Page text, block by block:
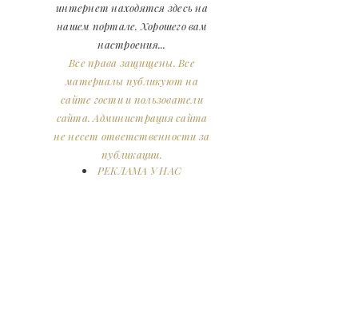
интернет находятся здесь на
нашем портале. Хорошего вам
настроения...
Все права защищены. Все
материалы публикуют на
сайте гости и пользователи
сайта. Администрация сайта
не несет ответственности за
публикации.
РЕКЛАМА У НАС